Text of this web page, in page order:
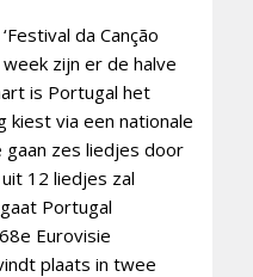
da Canção
zijn er de halve
is Portugal het
kiest via een nationale
gaan zes liedjes door
12 liedjes zal
Portugal
Eurovisie
plaats in twee